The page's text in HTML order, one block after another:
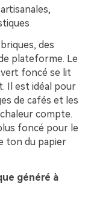
des
plateforme. Le
foncé se lit
Il est idéal pour
de cafés et les
compte.
foncé pour le
ton du papier
généré à